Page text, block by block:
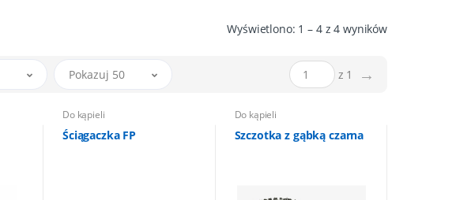
Wyświetlono: 1 – 4 z 4 wyników
Pokazuj 50 z 1 →
Do kąpieli
Ściągaczka FP
Do kąpieli
Szczotka z gąbką czarna